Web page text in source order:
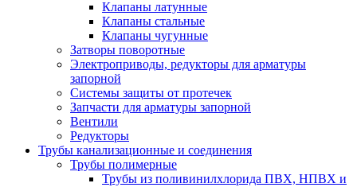
Клапаны латунные
Клапаны стальные
Клапаны чугунные
Затворы поворотные
Электроприводы, редукторы для арматуры
запорной
Системы защиты от протечек
Запчасти для арматуры запорной
Вентили
Редукторы
Трубы канализационные и соединения
Трубы полимерные
Трубы из поливинилхлорида ПВХ, НПВХ и